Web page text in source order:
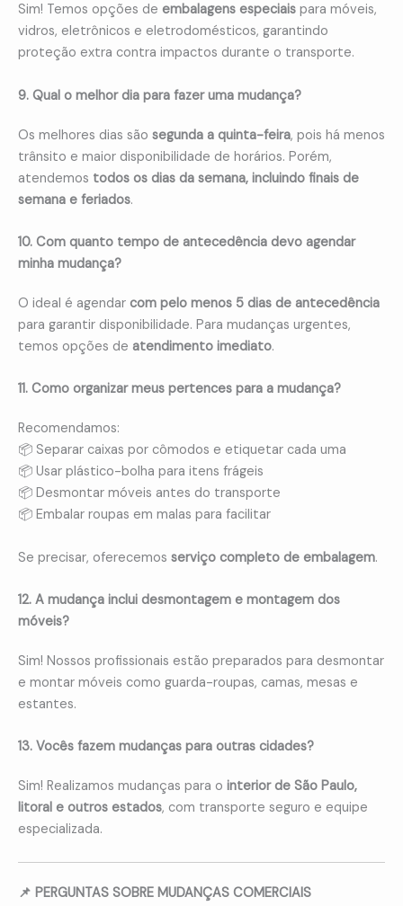
Sim! Temos opções de embalagens especiais para móveis,
vidros, eletrônicos e eletrodomésticos, garantindo
proteção extra contra impactos durante o transporte.
9. Qual o melhor dia para fazer uma mudança?
Os melhores dias são segunda a quinta-feira, pois há menos
trânsito e maior disponibilidade de horários. Porém,
atendemos todos os dias da semana, incluindo finais de
semana e feriados.
10. Com quanto tempo de antecedência devo agendar
minha mudança?
O ideal é agendar com pelo menos 5 dias de antecedência
para garantir disponibilidade. Para mudanças urgentes,
temos opções de atendimento imediato.
11. Como organizar meus pertences para a mudança?
Recomendamos:
📦 Separar caixas por cômodos e etiquetar cada uma
📦 Usar plástico-bolha para itens frágeis
📦 Desmontar móveis antes do transporte
📦 Embalar roupas em malas para facilitar
Se precisar, oferecemos serviço completo de embalagem.
12. A mudança inclui desmontagem e montagem dos
móveis?
Sim! Nossos profissionais estão preparados para desmontar
e montar móveis como guarda-roupas, camas, mesas e
estantes.
13. Vocês fazem mudanças para outras cidades?
Sim! Realizamos mudanças para o interior de São Paulo,
litoral e outros estados, com transporte seguro e equipe
especializada.
📌 PERGUNTAS SOBRE MUDANÇAS COMERCIAIS